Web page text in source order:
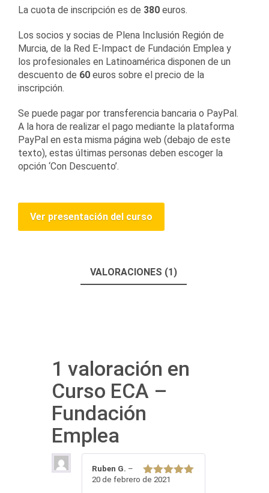
La cuota de inscripción es de 380 euros.
Los socios y socias de Plena Inclusión Región de
Murcia, de la Red E-Impact de Fundación Emplea y
los profesionales en Latinoamérica disponen de un
descuento de 60 euros sobre el precio de la
inscripción.
Se puede pagar por transferencia bancaria o PayPal.
A la hora de realizar el pago mediante la plataforma
PayPal en esta misma página web (debajo de este
texto), estas últimas personas deben escoger la
opción ‘Con Descuento’.
Ver presentación del curso
VALORACIONES (1)
1 valoración en
Curso ECA –
Fundación
Emplea
Valorado
Ruben G. –
20 de febrero de 2021